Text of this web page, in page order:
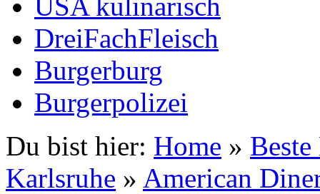
DreiFachFleisch
Burgerburg
Burgerpolizei
Du bist hier: Home »
Karlsruhe » American